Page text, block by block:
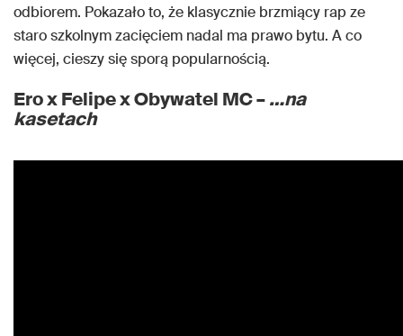
odbiorem. Pokazało to, że klasycznie brzmiący rap ze
staro szkolnym zacięciem nadal ma prawo bytu. A co
więcej, cieszy się sporą popularnością.
Ero x Felipe x Obywatel MC –…na
kasetach